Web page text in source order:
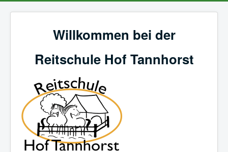
Willkommen bei der
Reitschule Hof Tannhorst